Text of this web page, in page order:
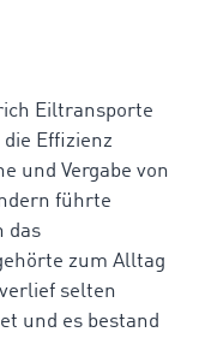
Eiltransporte
Effizienz
und Vergabe von
führte
das
zum Alltag
selten
und es bestand